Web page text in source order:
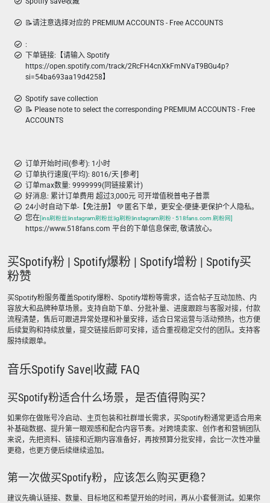
📝请注意选择对应的 PREMIUM ACCOUNTS - Free ACCOUNTS
:
下单链接:【请输入 Spotify
https://open.spotify.com/track/2RcFH4cnXkFmNVaT9BGu4p?
si=54ba693aa19d4258】
Spotify save collection
📝 Please note to select the corresponding PREMIUM ACCOUNTS - Free
ACCOUNTS
订单开始时间(参考): 1小时
订单执行速度(平均): 8016/天 [参考]
订单max数量: 9999999(同链接累计)
好消息: 累计订单费用 超过3,000元 可开增值税普电子普票
24小时自动下单-【免注册】 💚 匿名下单，更安全-便捷-更保护个人隐私。
您在[ins刷粉丝|instagram刷粉丝|ig刷粉|instagram刷粉 - 518fans.com 刷粉网]
https://www.518fans.com 平台的下单信息保密, 敬请放心。
买Spotify粉 | Spotify爆粉 | Spotify增粉 | Spotify买
粉赞
买Spotify粉服务覆盖Spotify爆粉、Spotify增粉等需求，适合帖子互动加热、内
容放大和品牌种草场景。支持自助下单、分批补量、进度跟踪与客服对接，付款
流程清楚，售后可跟进异常处理和补量安排，适合日常运营与活动预热，也方便
后续复购和持续放量，提交链接后即可安排，适合重视稳定交付的团队。支持客
服持续跟单。
音乐Spotify Save|收藏 FAQ
买Spotify粉适合什么场景，是否值得购买？
如果你在做账号冷启动、主页包装和社群增长需求，买Spotify粉通常更适合用来
补基础数据、提升第一眼观感和配合内容节奏。对跨境卖家、创作者和营销团队
来说，先把资料、链接和近期内容准备好，再按预算分批安排，会比一次性冲量
更稳，也更方便后续继续追加。
第一次做买Spotify粉，应该怎么购买更稳？
建议先确认链接、数量、目标地区和希望开始的时间，再从小套餐测试。如果你